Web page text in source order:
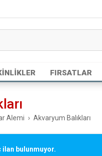
FIRSATLAR
Alemi Akvaryum Balıkları
ilan bulunmuyor.